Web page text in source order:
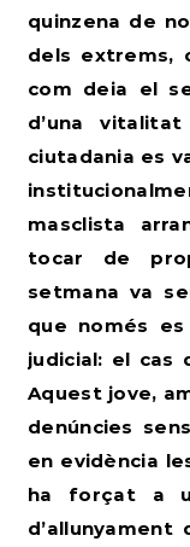
quinzena de
dels extrems,
com deia el
d’una
ciutadania es
masclista
tocar de
setmana va
que només
judicial: el cas
Aquest jove,
denúncies
en evidència
ha forçat a